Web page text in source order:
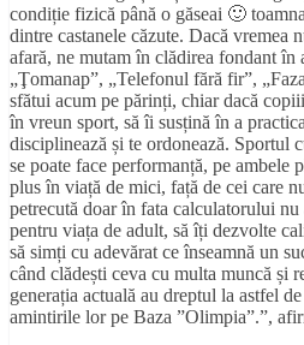
condiție fizică până o găseai 🙂
dintre castanele căzute. Dacă vremea
afară, ne mutam în clădirea fondant în
„Ţomanap”, „Telefonul fără fir”,
sfătui acum pe părinți, chiar dacă
în vreun sport, să îi susțină în a
disciplinează și te ordonează. Sportul
se poate face performanță, pe ambele
plus în viață de mici, față de cei care
petrecută doar în fata calculatorului nu
pentru viața de adult, să îți dezvolte
să simți cu adevărat ce înseamnă un
când clădești ceva cu multa muncă și
generația actuală au dreptul la astfel
amintirile lor pe Baza ”Olimpia”.”,